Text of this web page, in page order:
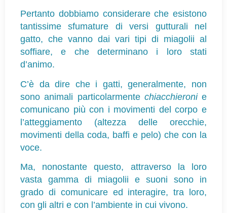
Pertanto dobbiamo considerare che esistono
tantissime sfumature di versi gutturali nel
gatto, che vanno dai vari tipi di miagolii al
soffiare, e che determinano i loro stati
d’animo.
C’è da dire che i gatti, generalmente, non
sono animali particolarmente chiacchieroni e
comunicano più con i movimenti del corpo e
l’atteggiamento (altezza delle orecchie,
movimenti della coda, baffi e pelo) che con la
voce.
Ma, nonostante questo, attraverso la loro
vasta gamma di miagolii e suoni sono in
grado di comunicare ed interagire, tra loro,
con gli altri e con l’ambiente in cui vivono.